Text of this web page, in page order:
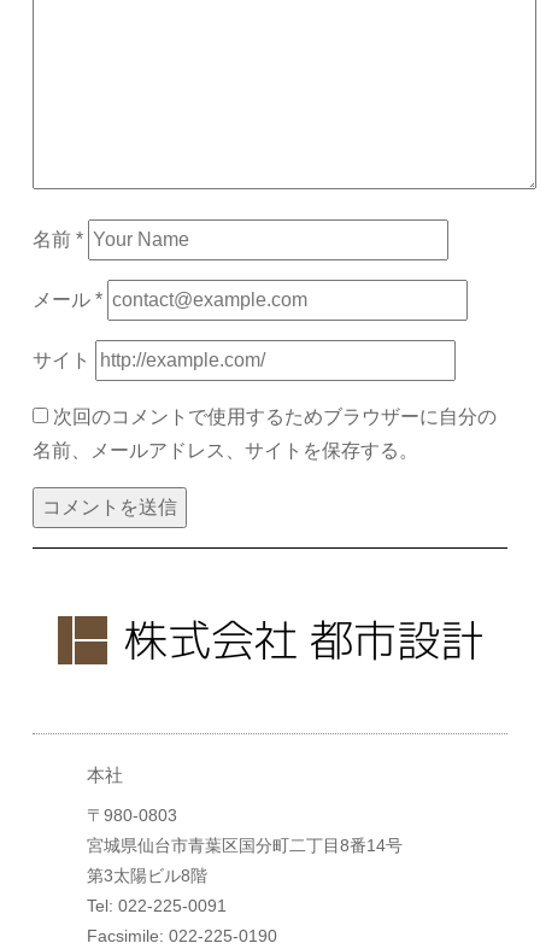
名前 *
メール *
サイト
次回のコメントで使用するためブラウザーに自分の
名前、メールアドレス、サイトを保存する。
本社
〒980-0803
宮城県仙台市青葉区国分町二丁目8番14号
第3太陽ビル8階
Tel: 022-225-0091
Facsimile: 022-225-0190